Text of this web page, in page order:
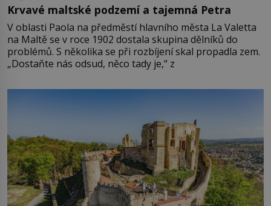
Krvavé maltské podzemí a tajemná Petra
V oblasti Paola na předměstí hlavního města La Valetta
na Maltě se v roce 1902 dostala skupina dělníků do
problémů. S několika se při rozbíjení skal propadla zem.
„Dostaňte nás odsud, něco tady je,“ z